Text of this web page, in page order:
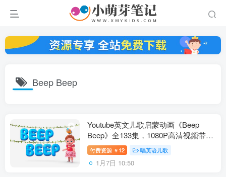
Beep Beep
Youtube英文儿歌启蒙动画《Beep
Beep》全133集，1080P高清视频带英
文字幕，带配套音频MP3，百度云网
盘下载！
付费资源 ￥ 12 唱英语儿歌
1月7日 10:50